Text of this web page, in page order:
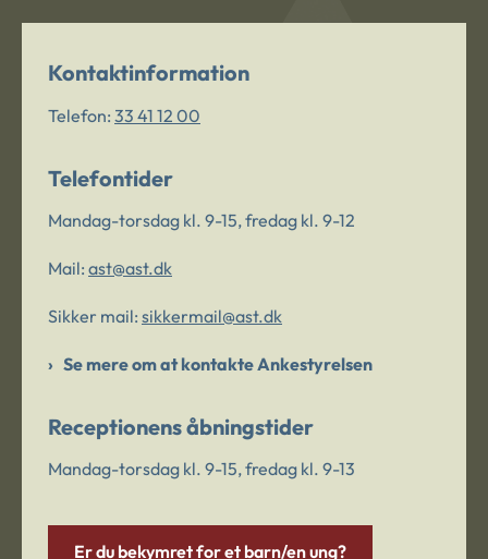
Kontaktinformation
Telefon: 33 41 12 00
Telefontider
Mandag-torsdag kl. 9-15, fredag kl. 9-12
Mail: ast@ast.dk
Sikker mail: sikkermail@ast.dk
Se mere om at kontakte Ankestyrelsen
Receptionens åbningstider
Mandag-torsdag kl. 9-15, fredag kl. 9-13
Er du bekymret for et barn/en ung?